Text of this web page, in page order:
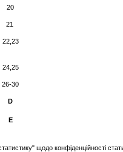
20
21
22,23
24,25
26-30
D
Е
щодо конфіденційності